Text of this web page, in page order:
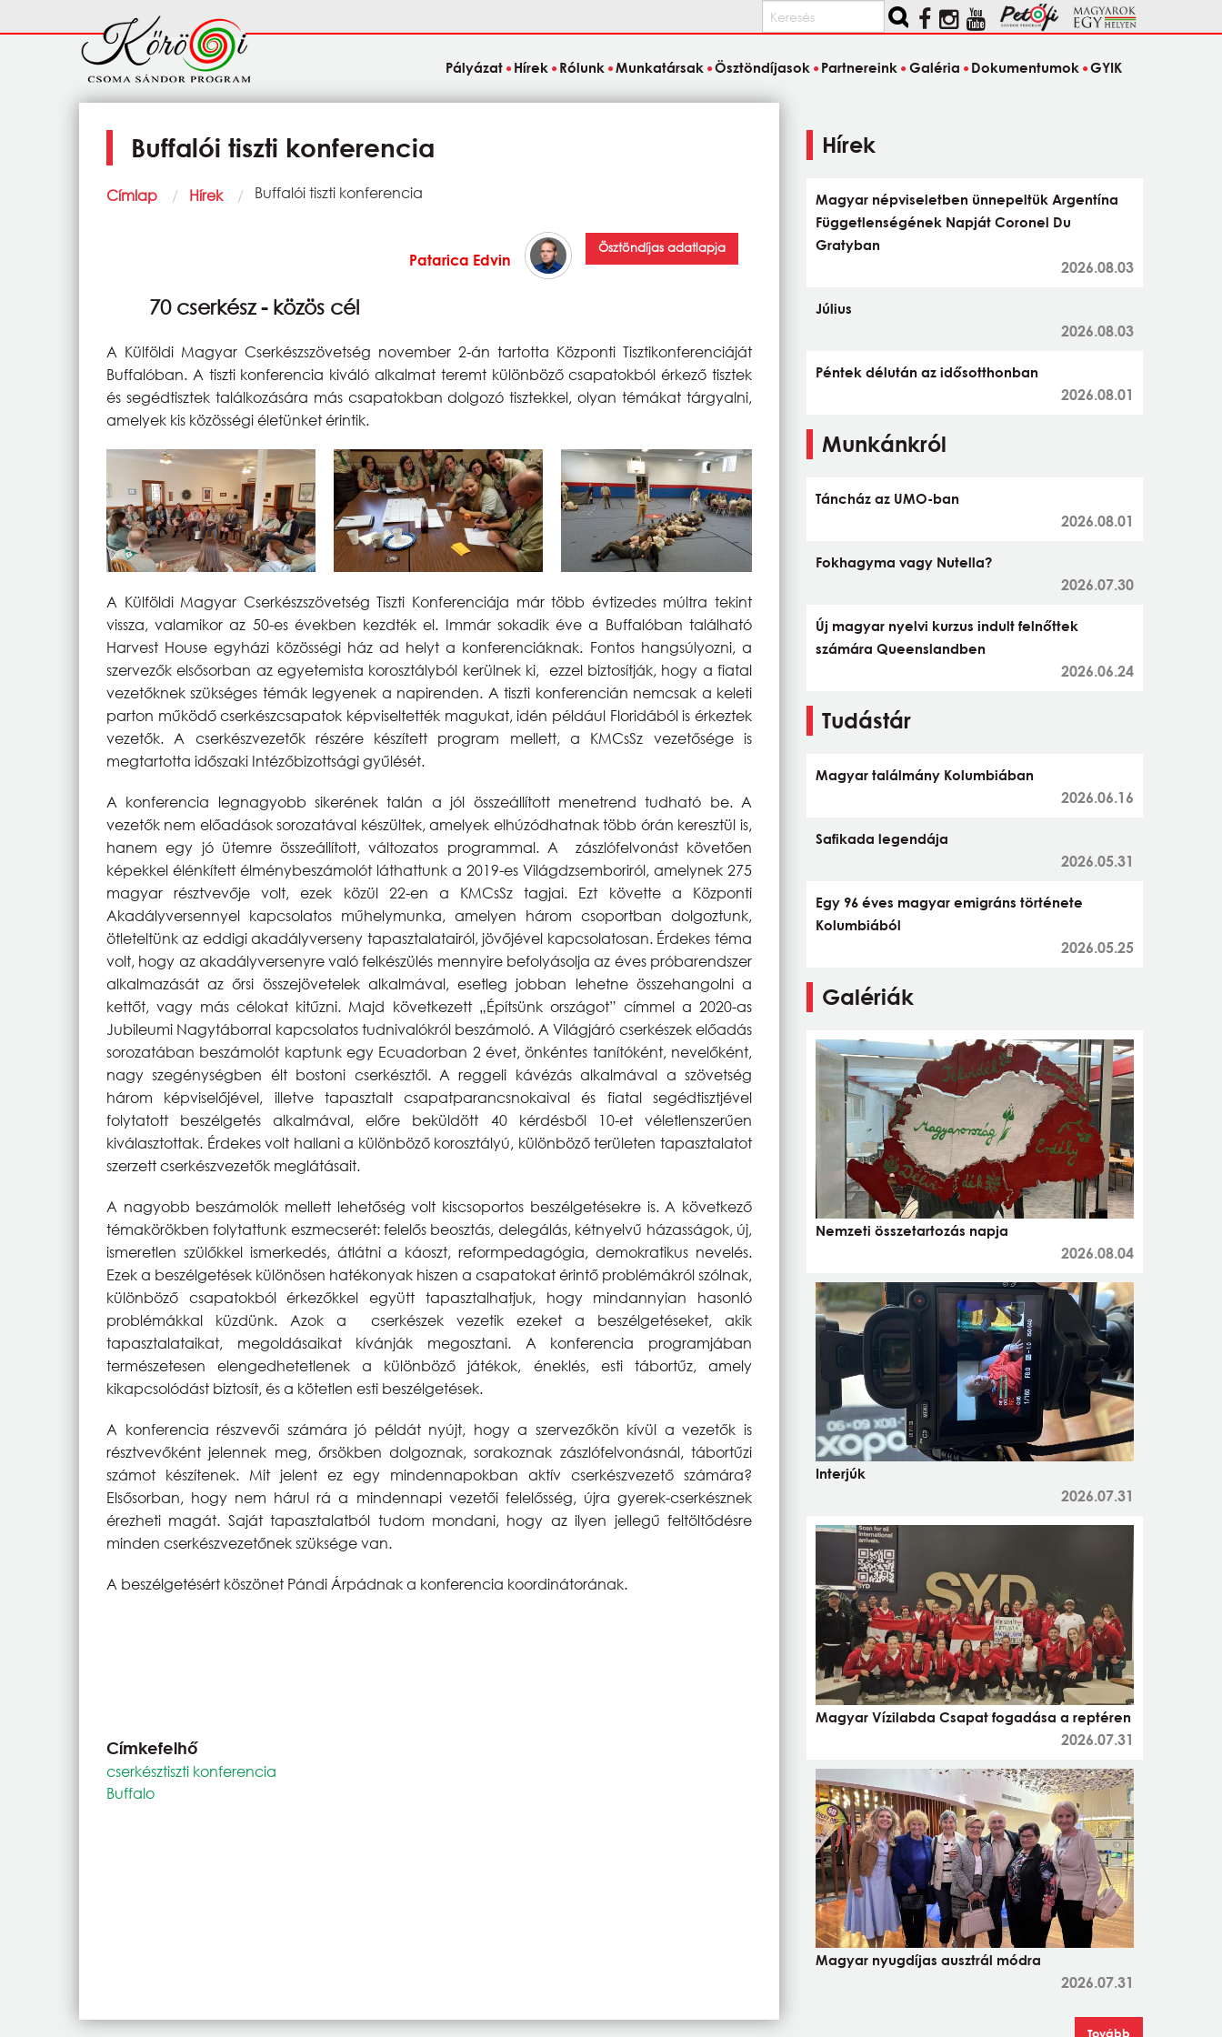
Keresés
Fő
navigáció
Pályázat Hírek Rólunk Munkatársak Ösztöndíjasok Partnereink Galéria Dokumentumok GYIK
Buffalói tiszti konferencia
Morzsa
Címlap Hírek Current:
Buffalói tiszti konferencia
Patarica Edvin
Ösztöndíjas adatlapja
70 cserkész - közös cél
A Külföldi Magyar Cserkészszövetség november 2-án tartotta Központi Tisztikonferenciáját
Buffalóban. A tiszti konferencia kiváló alkalmat teremt különböző csapatokból érkező tisztek
és segédtisztek találkozására más csapatokban dolgozó tisztekkel, olyan témákat tárgyalni,
amelyek kis közösségi életünket érintik.
A Külföldi Magyar Cserkészszövetség Tiszti Konferenciája már több évtizedes múltra tekint
vissza, valamikor az 50-es években kezdték el. Immár sokadik éve a Buffalóban található
Harvest House egyházi közösségi ház ad helyt a konferenciáknak. Fontos hangsúlyozni, a
szervezők elsősorban az egyetemista korosztályból kerülnek ki, ezzel biztosítják, hogy a fiatal
vezetőknek szükséges témák legyenek a napirenden. A tiszti konferencián nemcsak a keleti
parton működő cserkészcsapatok képviseltették magukat, idén például Floridából is érkeztek
vezetők. A cserkészvezetők részére készített program mellett, a KMCsSz vezetősége is
megtartotta időszaki Intézőbizottsági gyűlését.
A konferencia legnagyobb sikerének talán a jól összeállított menetrend tudható be. A
vezetők nem előadások sorozatával készültek, amelyek elhúzódhatnak több órán keresztül is,
hanem egy jó ütemre összeállított, változatos programmal. A zászlófelvonást követően
képekkel élénkített élménybeszámolót láthattunk a 2019-es Világdzsemboriról, amelynek 275
magyar résztvevője volt, ezek közül 22-en a KMCsSz tagjai. Ezt követte a Központi
Akadályversennyel kapcsolatos műhelymunka, amelyen három csoportban dolgoztunk,
ötleteltünk az eddigi akadályverseny tapasztalatairól, jövőjével kapcsolatosan. Érdekes téma
volt, hogy az akadályversenyre való felkészülés mennyire befolyásolja az éves próbarendszer
alkalmazását az őrsi összejövetelek alkalmával, esetleg jobban lehetne összehangolni a
kettőt, vagy más célokat kitűzni. Majd következett „Építsünk országot” címmel a 2020-as
Jubileumi Nagytáborral kapcsolatos tudnivalókról beszámoló. A Világjáró cserkészek előadás
sorozatában beszámolót kaptunk egy Ecuadorban 2 évet, önkéntes tanítóként, nevelőként,
nagy szegénységben élt bostoni cserkésztől. A reggeli kávézás alkalmával a szövetség
három képviselőjével, illetve tapasztalt csapatparancsnokaival és fiatal segédtisztjével
folytatott beszélgetés alkalmával, előre beküldött 40 kérdésből 10-et véletlenszerűen
kiválasztottak. Érdekes volt hallani a különböző korosztályú, különböző területen tapasztalatot
szerzett cserkészvezetők meglátásait.
A nagyobb beszámolók mellett lehetőség volt kiscsoportos beszélgetésekre is. A következő
témakörökben folytattunk eszmecserét: felelős beosztás, delegálás, kétnyelvű házasságok, új,
ismeretlen szülőkkel ismerkedés, átlátni a káoszt, reformpedagógia, demokratikus nevelés.
Ezek a beszélgetések különösen hatékonyak hiszen a csapatokat érintő problémákról szólnak,
különböző csapatokból érkezőkkel együtt tapasztalhatjuk, hogy mindannyian hasonló
problémákkal küzdünk. Azok a cserkészek vezetik ezeket a beszélgetéseket, akik
tapasztalataikat, megoldásaikat kívánják megosztani. A konferencia programjában
természetesen elengedhetetlenek a különböző játékok, éneklés, esti tábortűz, amely
kikapcsolódást biztosít, és a kötetlen esti beszélgetések.
A konferencia részvevői számára jó példát nyújt, hogy a szervezőkön kívül a vezetők is
résztvevőként jelennek meg, őrsökben dolgoznak, sorakoznak zászlófelvonásnál, tábortűzi
számot készítenek. Mit jelent ez egy mindennapokban aktív cserkészvezető számára?
Elsősorban, hogy nem hárul rá a mindennapi vezetői felelősség, újra gyerek-cserkésznek
érezheti magát. Saját tapasztalatból tudom mondani, hogy az ilyen jellegű feltöltődésre
minden cserkészvezetőnek szüksége van.
A beszélgetésért köszönet Pándi Árpádnak a konferencia koordinátorának.
Címkefelhő
cserkésztiszti konferencia
Buffalo
Hírek
Magyar népviseletben ünnepeltük Argentína
Függetlenségének Napját Coronel Du
Gratyban
2026.08.03
Július
2026.08.03
Péntek délután az idősotthonban
2026.08.01
Munkánkról
Táncház az UMO-ban
2026.08.01
Fokhagyma vagy Nutella?
2026.07.30
Új magyar nyelvi kurzus indult felnőttek
számára Queenslandben
2026.06.24
Tudástár
Magyar találmány Kolumbiában
2026.06.16
Safikada legendája
2026.05.31
Egy 96 éves magyar emigráns története
Kolumbiából
2026.05.25
Galériák
Nemzeti összetartozás napja
2026.08.04
Interjúk
2026.07.31
Magyar Vízilabda Csapat fogadása a reptéren
2026.07.31
Magyar nyugdíjas ausztrál módra
2026.07.31
Tovább